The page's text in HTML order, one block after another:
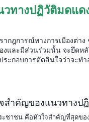
ทางปฏิวัติมดแด
กฎการณ์ทางการเมืองต่า
งและมีส่วนร่วมนั้น จะยึดห
ะกอบการตัดสินใจว่าจะท
สำคัญของแนวทางป
ชาชน คือหัวใจสำคัญที่สุดขอ